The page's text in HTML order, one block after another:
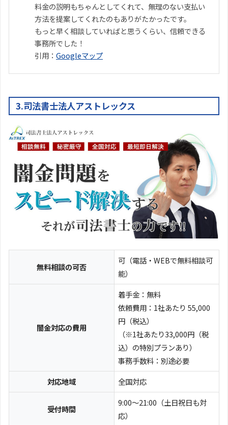
料金の説明もちゃんとしてくれて、無理のない支払い
方法を提案してくれたのもありがたかったです。
もっと早く相談していればと思うくらい、信頼できる
事務所でした！
引用： Googleマップ
3.司法書士法人アストレックス
無料相談の可否
可（電話・WEBで無料相談可
能）
闇金対応の費用
着手金：無料
依頼費用：1社あたり 55,000
円（税込）
（※1社あたり33,000円（税
込）の特別プランあり）
事務手数料：別途必要
対応地域
全国対応
受付時間
9:00～21:00（土日祝日も対
応）